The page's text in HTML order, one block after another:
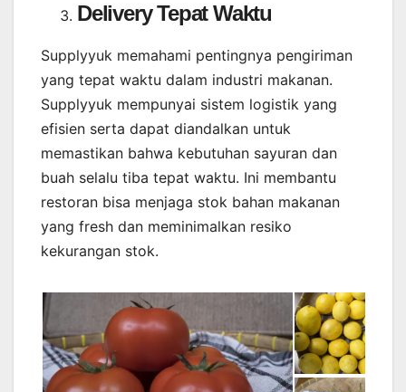
Delivery Tepat Waktu
Supplyyuk memahami pentingnya pengiriman
yang tepat waktu dalam industri makanan.
Supplyyuk mempunyai sistem logistik yang
efisien serta dapat diandalkan untuk
memastikan bahwa kebutuhan sayuran dan
buah selalu tiba tepat waktu. Ini membantu
restoran bisa menjaga stok bahan makanan
yang fresh dan meminimalkan resiko
kekurangan stok.